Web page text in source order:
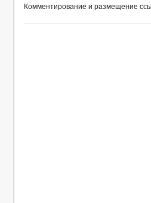
Комментирование и размещение